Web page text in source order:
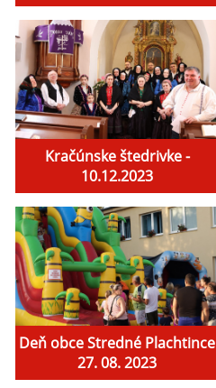
Kračúnske štedrivke -
10.12.2023
Deň obce Stredné Plachtince
27. 08. 2023